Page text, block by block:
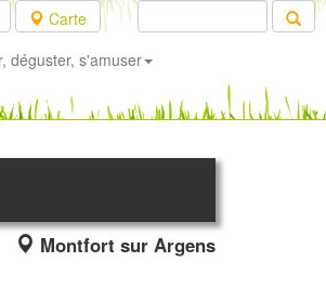
Carte
déguster, s'amuser
Montfort sur Argens